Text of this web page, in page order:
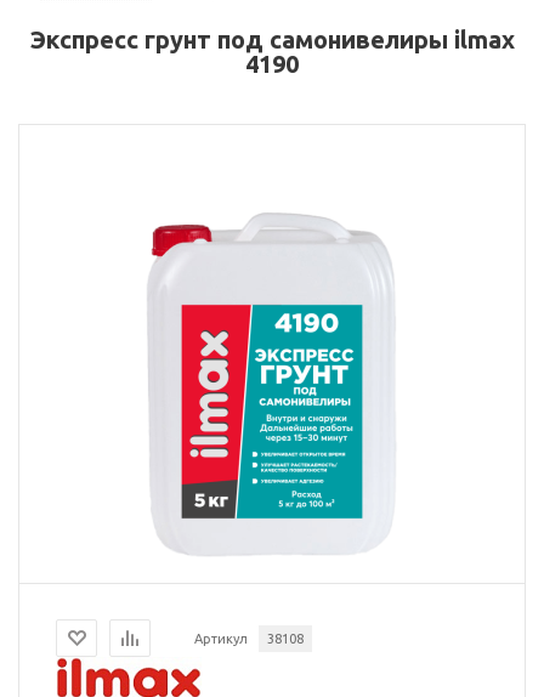
Экспресс грунт под самонивелиры ilmax
4190
Артикул 38108